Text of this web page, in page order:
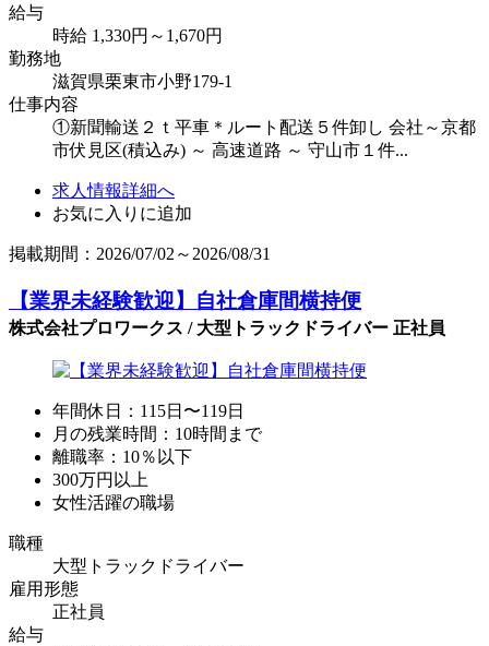
給与
時給 1,330円～1,670円
勤務地
滋賀県栗東市小野179-1
仕事内容
①新聞輸送２ｔ平車＊ルート配送５件卸し 会社～京都
市伏見区(積込み) ～ 高速道路 ～ 守山市１件...
求人情報詳細へ
お気に入りに追加
掲載期間：2026/07/02～2026/08/31
【業界未経験歓迎】自社倉庫間横持便
株式会社プロワークス / 大型トラックドライバー 正社員
年間休日：115日〜119日
月の残業時間：10時間まで
離職率：10％以下
300万円以上
女性活躍の職場
職種
大型トラックドライバー
雇用形態
正社員
給与